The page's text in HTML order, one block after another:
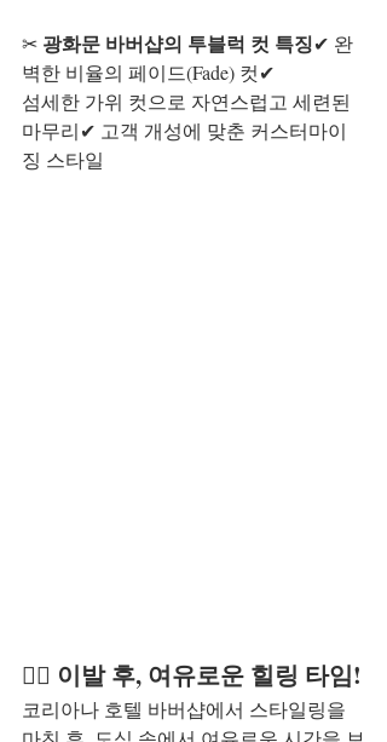
✂ 광화문 바버샵의 투블럭 컷 특징✔ 완
벽한 비율의 페이드(Fade) 컷✔
섬세한 가위 컷으로 자연스럽고 세련된
마무리✔ 고객 개성에 맞춘 커스터마이
징 스타일
💆‍♂️ 이발 후, 여유로운 힐링 타임!
코리아나 호텔 바버샵에서 스타일링을